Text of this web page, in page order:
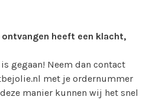
heeft een klacht,
gegaan! Neem dan contact
met je ordernummer
manier kunnen wij het snel